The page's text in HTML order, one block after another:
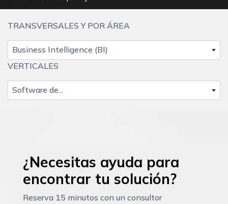
TRANSVERSALES Y POR ÁREA
Business Intelligence (BI)
VERTICALES
Software de...
¿Necesitas ayuda para
encontrar tu solución?
Reserva 15 minutos con un consultor